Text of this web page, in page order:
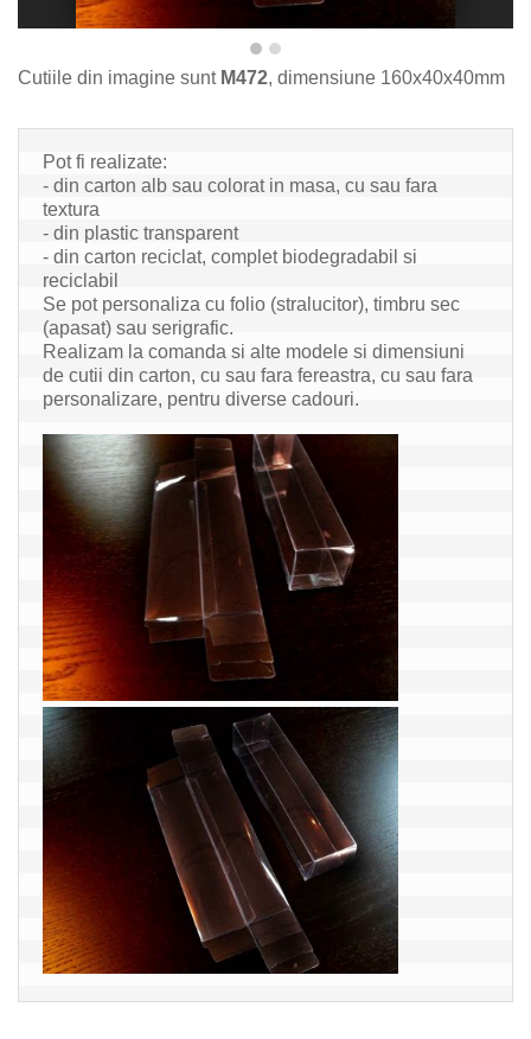
Cutiile din imagine sunt M472, dimensiune 160x40x40mm
Pot fi realizate:
- din carton alb sau colorat in masa, cu sau fara
textura
- din plastic transparent
- din carton reciclat, complet biodegradabil si
reciclabil
Se pot personaliza cu folio (stralucitor), timbru sec
(apasat) sau serigrafic.
Realizam la comanda si alte modele si dimensiuni
de cutii din carton, cu sau fara fereastra, cu sau fara
personalizare, pentru diverse cadouri.